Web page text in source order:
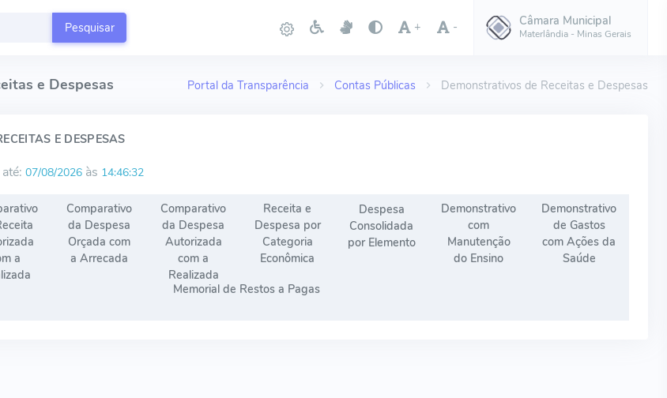
+ - Câmara Municipal
Materlândia - Minas Gerais
Pesquisar
Portal da Transparência Contas Públicas Demonstrativos de Receitas e Despesas
e Despesas
E DESPESAS
07/08/2026 às 14:46:32
a
Comparativo
da Despesa
Orçada com
a Arrecada
Comparativo
da Despesa
Autorizada
com a
Realizada
Receita e
Despesa por
Categoria
Econômica
Despesa
Consolidada
por Elemento
Demonstrativo
com
Manutenção
do Ensino
Demonstrativo
de Gastos
com Ações da
Saúde
Memorial de Restos a Pagas